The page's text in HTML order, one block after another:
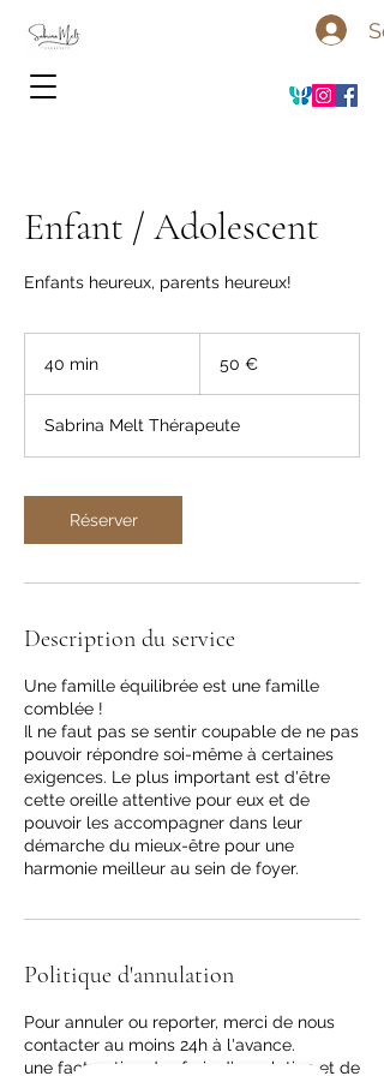
Enfant / Adolescent
Enfants heureux, parents heureux!
40 min
i
n
50 €
Sabrina Melt Thérapeute
Réserver
Description du service
Une famille équilibrée est une famille
comblée !
Il ne faut pas se sentir coupable de ne pas
pouvoir répondre soi-même à certaines
exigences. Le plus important est d'être
cette oreille attentive pour eux et de
pouvoir les accompagner dans leur
démarche du mieux-être pour une
harmonie meilleur au sein de foyer.
Politique d'annulation
Pour annuler ou reporter, merci de nous
contacter au moins 24h à l'avance.
une facturation des frais d’annulation et de